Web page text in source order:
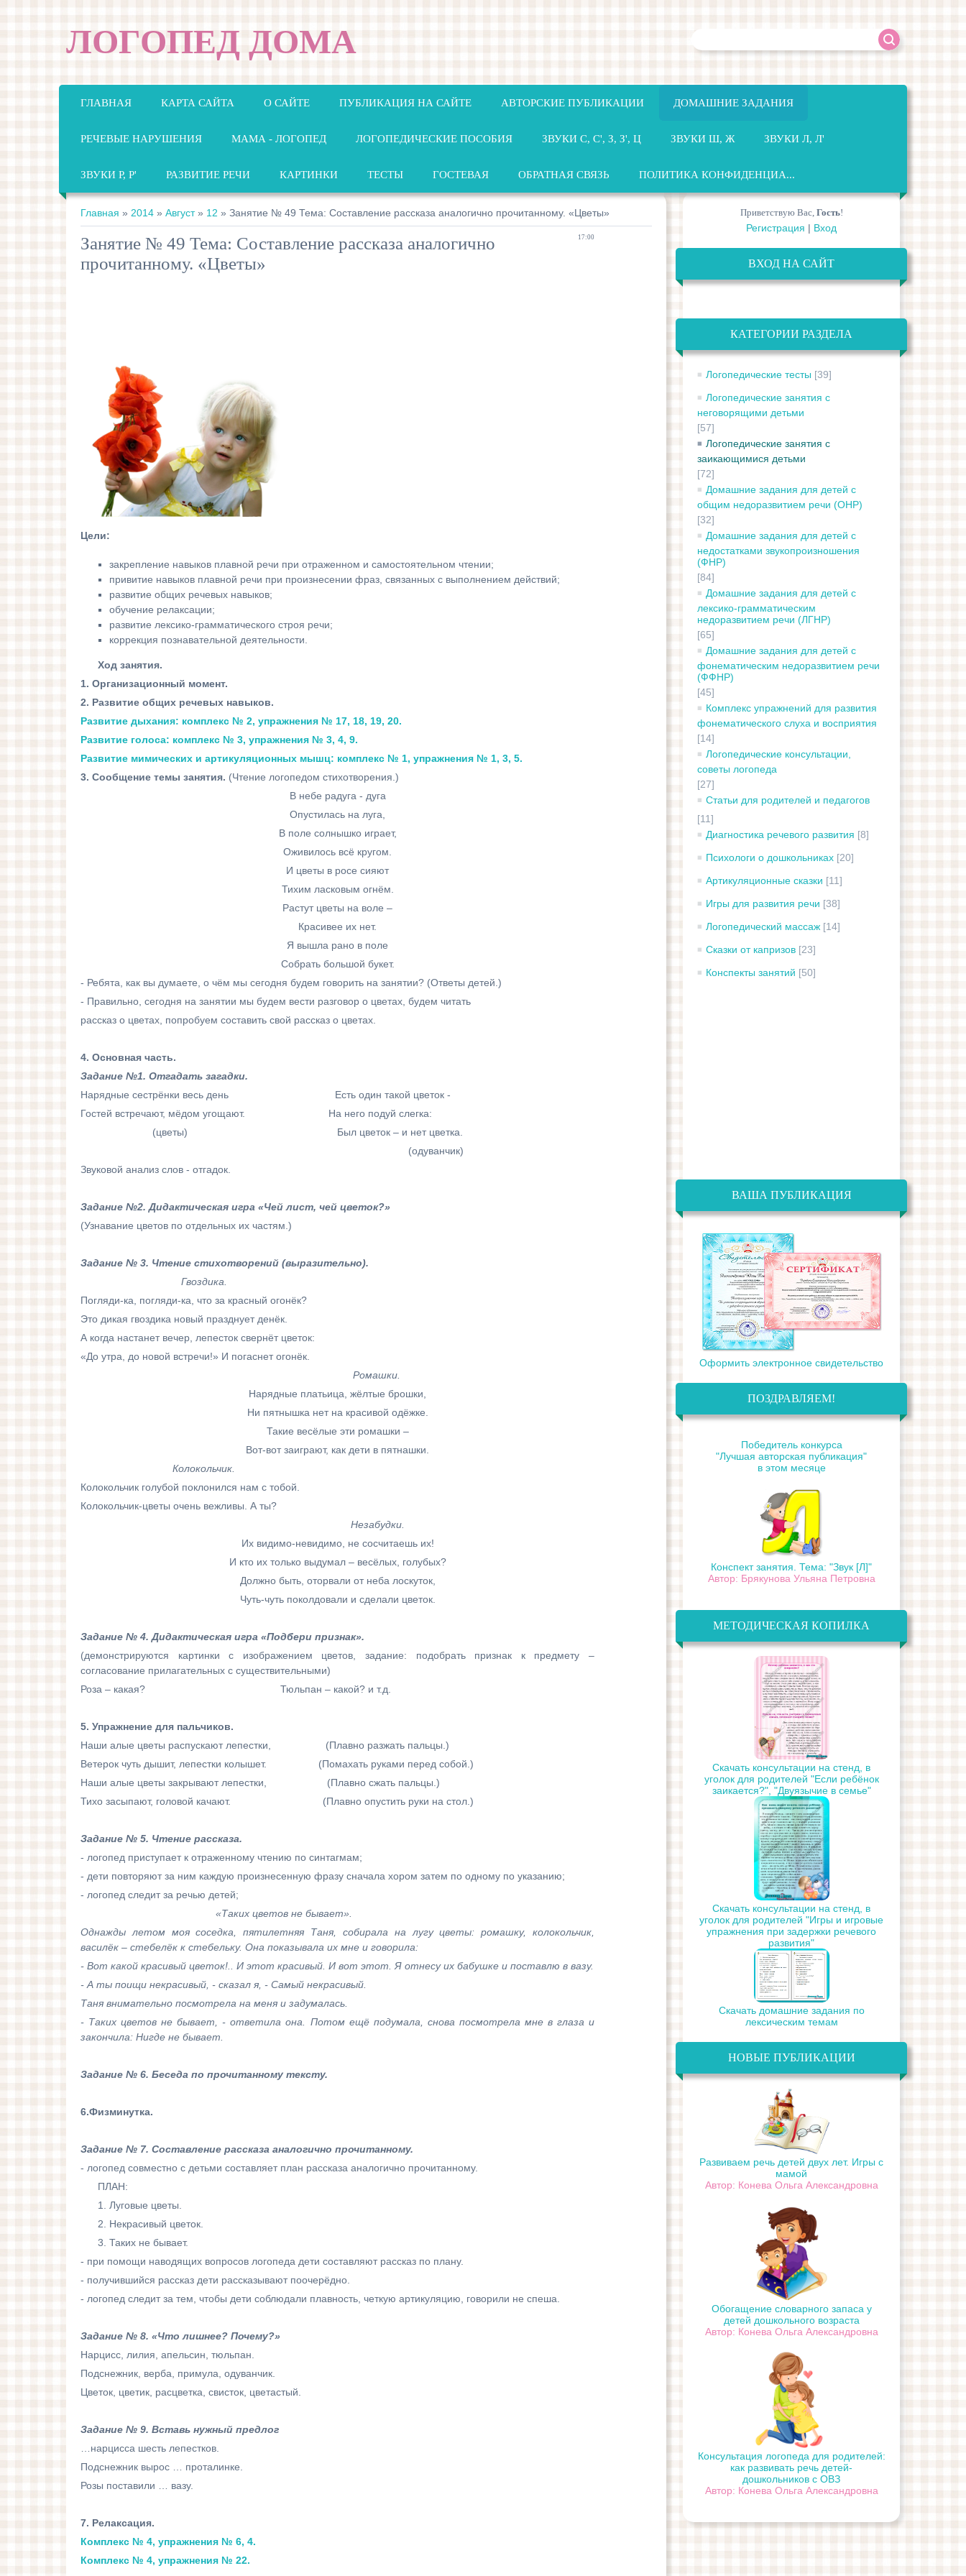
ЛОГОПЕД ДОМА
ГЛАВНАЯ КАРТА САЙТА О САЙТЕ ПУБЛИКАЦИЯ НА САЙТЕ АВТОРСКИЕ ПУБЛИКАЦИИ ДОМАШНИЕ ЗАДАНИЯ
РЕЧЕВЫЕ НАРУШЕНИЯ МАМА - ЛОГОПЕД ЛОГОПЕДИЧЕСКИЕ ПОСОБИЯ ЗВУКИ С, С', З, З', Ц ЗВУКИ Ш, Ж ЗВУКИ Л, Л'
ЗВУКИ Р, Р' РАЗВИТИЕ РЕЧИ КАРТИНКИ ТЕСТЫ ГОСТЕВАЯ ОБРАТНАЯ СВЯЗЬ ПОЛИТИКА КОНФИДЕНЦИА...
Главная » 2014 » Август » 12 » Занятие № 49 Тема: Составление рассказа аналогично прочитанному. «Цветы»
17:00
Занятие № 49 Тема: Составление рассказа аналогично
прочитанному. «Цветы»
Цели:
закрепление навыков плавной речи при отраженном и самостоятельном чтении;
привитие навыков плавной речи при произнесении фраз, связанных с выполнением действий;
развитие общих речевых навыков;
обучение релаксации;
развитие лексико-грамматического строя речи;
коррекция познавательной деятельности.
Ход занятия.
1. Организационный момент.
2. Развитие общих речевых навыков.
Развитие дыхания: комплекс № 2, упражнения № 17, 18, 19, 20.
Развитие голоса: комплекс № 3, упражнения № 3, 4, 9.
Развитие мимических и артикуляционных мышц: комплекс № 1, упражнения № 1, 3, 5.
3. Сообщение темы занятия. (Чтение логопедом стихотворения.)
В небе радуга - дуга
Опустилась на луга,
В поле солнышко играет,
Оживилось всё кругом.
И цветы в росе сияют
Тихим ласковым огнём.
Растут цветы на воле –
Красивее их нет.
Я вышла рано в поле
Собрать большой букет.
- Ребята, как вы думаете, о чём мы сегодня будем говорить на занятии? (Ответы детей.)
- Правильно, сегодня на занятии мы будем вести разговор о цветах, будем читать
рассказ о цветах, попробуем составить свой рассказ о цветах.
4. Основная часть.
Задание №1. Отгадать загадки.
Нарядные сестрёнки весь день Есть один такой цветок -
Гостей встречают, мёдом угощают. На него подуй слегка:
(цветы) Был цветок – и нет цветка.
(одуванчик)
Звуковой анализ слов - отгадок.
Задание №2. Дидактическая игра «Чей лист, чей цветок?»
(Узнавание цветов по отдельных их частям.)
Задание № 3. Чтение стихотворений (выразительно).
Гвоздика.
Погляди-ка, погляди-ка, что за красный огонёк?
Это дикая гвоздика новый празднует денёк.
А когда настанет вечер, лепесток свернёт цветок:
«До утра, до новой встречи!» И погаснет огонёк.
Ромашки.
Нарядные платьица, жёлтые брошки,
Ни пятнышка нет на красивой одёжке.
Такие весёлые эти ромашки –
Вот-вот заиграют, как дети в пятнашки.
Колокольчик.
Колокольчик голубой поклонился нам с тобой.
Колокольчик-цветы очень вежливы. А ты?
Незабудки.
Их видимо-невидимо, не сосчитаешь их!
И кто их только выдумал – весёлых, голубых?
Должно быть, оторвали от неба лоскуток,
Чуть-чуть поколдовали и сделали цветок.
Задание № 4. Дидактическая игра «Подбери признак».
(демонстрируются картинки с изображением цветов, задание: подобрать признак к предмету –
согласование прилагательных с существительными)
Роза – какая? Тюльпан – какой? и т.д.
5. Упражнение для пальчиков.
Наши алые цветы распускают лепестки, (Плавно разжать пальцы.)
Ветерок чуть дышит, лепестки колышет. (Помахать руками перед собой.)
Наши алые цветы закрывают лепестки, (Плавно сжать пальцы.)
Тихо засыпают, головой качают. (Плавно опустить руки на стол.)
Задание № 5. Чтение рассказа.
- логопед приступает к отраженному чтению по синтагмам;
- дети повторяют за ним каждую произнесенную фразу сначала хором затем по одному по указанию;
- логопед следит за речью детей;
«Таких цветов не бывает».
Однажды летом моя соседка, пятилетняя Таня, собирала на лугу цветы: ромашку, колокольчик,
василёк – стебелёк к стебельку. Она показывала их мне и говорила:
- Вот какой красивый цветок!.. И этот красивый. И вот этот. Я отнесу их бабушке и поставлю в вазу.
- А ты поищи некрасивый, - сказал я, - Самый некрасивый.
Таня внимательно посмотрела на меня и задумалась.
- Таких цветов не бывает, - ответила она. Потом ещё подумала, снова посмотрела мне в глаза и
закончила: Нигде не бывает.
Задание № 6. Беседа по прочитанному тексту.
6.Физминутка.
Задание № 7. Составление рассказа аналогично прочитанному.
- логопед совместно с детьми составляет план рассказа аналогично прочитанному.
ПЛАН:
1. Луговые цветы.
2. Некрасивый цветок.
3. Таких не бывает.
- при помощи наводящих вопросов логопеда дети составляют рассказ по плану.
- получившийся рассказ дети рассказывают поочерёдно.
- логопед следит за тем, чтобы дети соблюдали плавность, четкую артикуляцию, говорили не спеша.
Задание № 8. «Что лишнее? Почему?»
Нарцисс, лилия, апельсин, тюльпан.
Подснежник, верба, примула, одуванчик.
Цветок, цветик, расцветка, свисток, цветастый.
Задание № 9. Вставь нужный предлог
…нарцисса шесть лепестков.
Подснежник вырос … проталинке.
Розы поставили … вазу.
7. Релаксация.
Комплекс № 4, упражнения № 6, 4.
Комплекс № 4, упражнения № 22.
Приветствую Вас, Гость!
Регистрация | Вход
ВХОД НА САЙТ
КАТЕГОРИИ РАЗДЕЛА
Логопедические тесты [39]
Логопедические занятия с
неговорящими детьми
[57]
Логопедические занятия с
заикающимися детьми
[72]
Домашние задания для детей с
общим недоразвитием речи (ОНР)
[32]
Домашние задания для детей с
недостатками звукопроизношения
(ФНР)
[84]
Домашние задания для детей с
лексико-грамматическим
недоразвитием речи (ЛГНР)
[65]
Домашние задания для детей с
фонематическим недоразвитием речи
(ФФНР)
[45]
Комплекс упражнений для развития
фонематического слуха и восприятия
[14]
Логопедические консультации,
советы логопеда
[27]
Статьи для родителей и педагогов
[11]
Диагностика речевого развития [8]
Психологи о дошкольниках [20]
Артикуляционные сказки [11]
Игры для развития речи [38]
Логопедический массаж [14]
Сказки от капризов [23]
Конспекты занятий [50]
ВАША ПУБЛИКАЦИЯ
Оформить электронное свидетельство
ПОЗДРАВЛЯЕМ!
Победитель конкурса
"Лучшая авторская публикация"
в этом месяце
Конспект занятия. Тема: "Звук [Л]"
Автор: Брякунова Ульяна Петровна
МЕТОДИЧЕСКАЯ КОПИЛКА
Скачать консультации на стенд, в
уголок для родителей "Если ребёнок
заикается?", "Двуязычие в семье"
Скачать консультации на стенд, в
уголок для родителей "Игры и игровые
упражнения при задержки речевого
развития"
Скачать домашние задания по
лексическим темам
НОВЫЕ ПУБЛИКАЦИИ
Развиваем речь детей двух лет. Игры с
мамой
Автор: Конева Ольга Александровна
Обогащение словарного запаса у
детей дошкольного возраста
Автор: Конева Ольга Александровна
Консультация логопеда для родителей:
как развивать речь детей-
дошкольников с ОВЗ
Автор: Конева Ольга Александровна